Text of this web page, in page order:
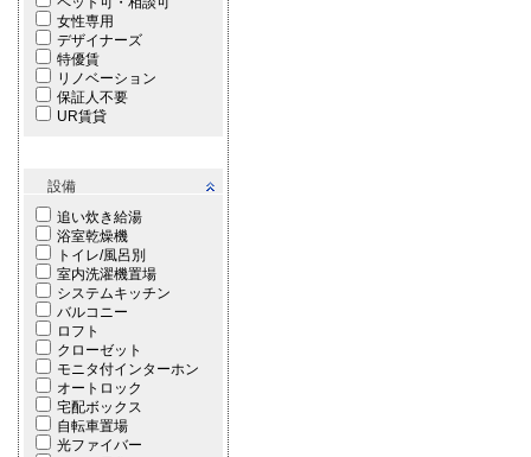
女性専用
デザイナーズ
特優賃
リノベーション
保証人不要
UR賃貸
設備
追い炊き給湯
浴室乾燥機
トイレ/風呂別
室内洗濯機置場
システムキッチン
バルコニー
ロフト
クローゼット
モニタ付インターホン
オートロック
宅配ボックス
自転車置場
光ファイバー